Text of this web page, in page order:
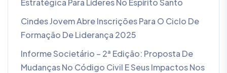
Estratégica Para Líderes No Espírito Santo
Cindes Jovem Abre Inscrições Para O Ciclo De
Formação De Liderança 2025
Informe Societário – 2ª Edição: Proposta De
Mudanças No Código Civil E Seus Impactos Nos